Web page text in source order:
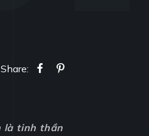
Share:
là tinh thần